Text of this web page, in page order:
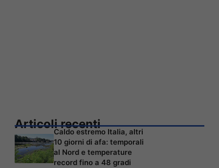
Articoli recenti
Caldo estremo Italia, altri
10 giorni di afa: temporali
al Nord e temperature
record fino a 48 gradi